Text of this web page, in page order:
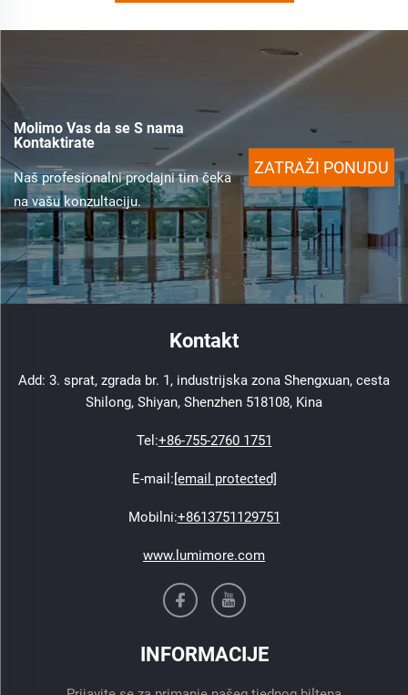
Molimo Vas da se S nama
Kontaktirate
Naš profesionalni prodajni tim čeka
na vašu konzultaciju.
ZATRAŽI PONUDU
Kontakt
Add: 3. sprat, zgrada br. 1, industrijska zona Shengxuan, cesta
Shilong, Shiyan, Shenzhen 518108, Kina
Tel:+86-755-2760 1751
E-mail:[email protected]
Mobilni:+8613751129751
www.lumimore.com
INFORMACIJE